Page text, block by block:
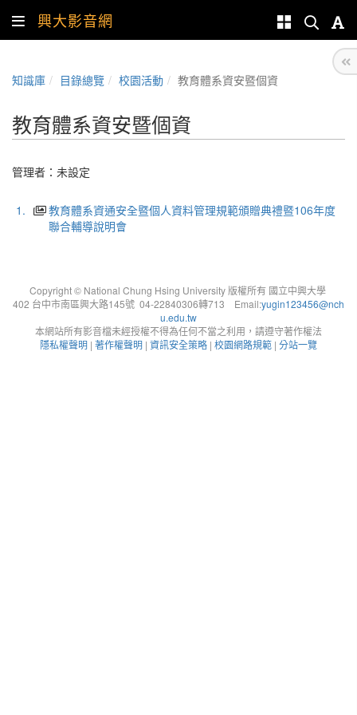
興大影音網
知識庫 目錄總覽 校園活動 教育體系資安暨個資
教育體系資安暨個資
管理者：未設定
1.
教育體系資通安全暨個人資料管理規範頒贈典禮暨106年度
聯合輔導說明會
Copyright © National Chung Hsing University 版權所有 國立中興大學
402 台中市南區興大路145號 04-22840306轉713 Email:yugin123456@nch
u.edu.tw
本網站所有影音檔未經授權不得為任何不當之利用，請遵守著作權法
隱私權聲明 | 著作權聲明 | 資訊安全策略 | 校園網路規範 | 分站一覽